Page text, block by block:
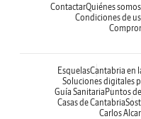
ContactarQuiénes somos
Condiciones de
EsquelasCantabria en
Soluciones digitales
Guía SanitariaPuntos
Casas de Cantabria
Carlos